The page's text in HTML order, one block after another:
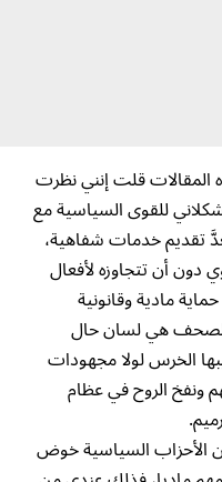
المقالات قلت إنني نظرت
للقوى السياسية مع
تقديم خدمات شفاهية،
دون أن تتجاوزه لأفعال
مادية وقانونية
هي لسان حال
الخرس لولا مجهودات
ونفخ الروح في عظام
الأحزاب السياسية خوض